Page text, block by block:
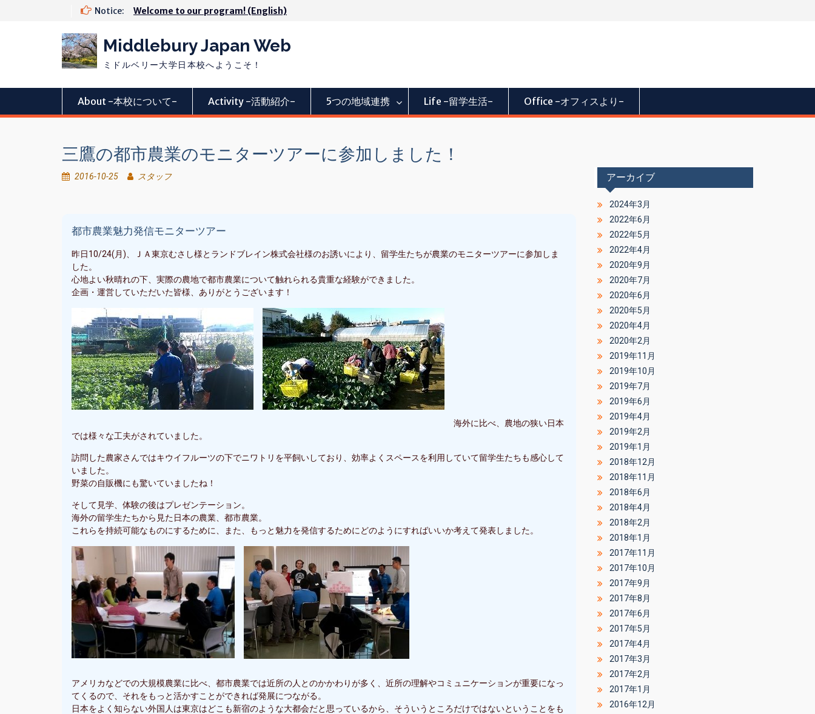
Notice: Welcome to our program! (English)
Middlebury Japan Web
ミドルベリー大学日本校へようこそ！
About -本校について- Activity -活動紹介- 5つの地域連携 Life -留学生活- Office -オフィスより-
三鷹の都市農業のモニターツアーに参加しました！
2016-10-25 スタッフ
都市農業魅力発信モニターツアー
昨日10/24(月)、ＪＡ東京むさし様とランドブレイン株式会社様のお誘いにより、留学生たちが農業のモニターツアーに参加しま
した。
心地よい秋晴れの下、実際の農地で都市農業について触れられる貴重な経験ができました。
企画・運営していただいた皆様、ありがとうございます！
海外に比べ、農地の狭い日本
では様々な工夫がされていました。
訪問した農家さんではキウイフルーツの下でニワトリを平飼いしており、効率よくスペースを利用していて留学生たちも感心して
いました。
野菜の自販機にも驚いていましたね！
そして見学、体験の後はプレゼンテーション。
海外の留学生たちから見た日本の農業、都市農業。
これらを持続可能なものにするために、また、もっと魅力を発信するためにどのようにすればいいか考えて発表しました。
アメリカなどでの大規模農業に比べ、都市農業では近所の人とのかかわりが多く、近所の理解やコミュニケーションが重要になっ
てくるので、それをもっと活かすことができれば発展につながる。
日本をよく知らない外国人は東京はどこも新宿のような大都会だと思っているから、そういうところだけではないということをも
アーカイブ
2024年3月
2022年6月
2022年5月
2022年4月
2020年9月
2020年7月
2020年6月
2020年5月
2020年4月
2020年2月
2019年11月
2019年10月
2019年7月
2019年6月
2019年4月
2019年2月
2019年1月
2018年12月
2018年11月
2018年6月
2018年4月
2018年2月
2018年1月
2017年11月
2017年10月
2017年9月
2017年8月
2017年6月
2017年5月
2017年4月
2017年3月
2017年2月
2017年1月
2016年12月